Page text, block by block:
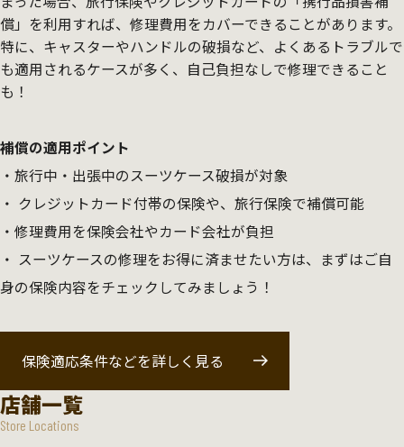
償」を利用すれば、修理費用をカバーできることがあります。
特に、キャスターやハンドルの破損など、よくあるトラブルで
も適用されるケースが多く、自己負担なしで修理できること
も！
補償の適用ポイント
旅行中・出張中のスーツケース破損が対象
クレジットカード付帯の保険や、旅行保険で補償可能
修理費用を保険会社やカード会社が負担
スーツケースの修理をお得に済ませたい方は、まずはご自
身の保険内容をチェックしてみましょう！
保険適応条件などを詳しく見る
店舗一覧
Store Locations